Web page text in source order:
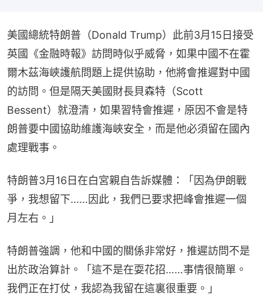
美國總統特朗普（Donald Trump）此前3月15日接受
英國《金融時報》訪問時似乎威脅，如果中國不在霍
爾木茲海峽護航問題上提供協助，他將會推遲對中國
的訪問。但是隔天美國財長貝森特（Scott
Bessent）就澄清，如果習特會推遲，原因不會是特
朗普要中國協助維護海峽安全，而是他必須留在國內
處理戰事。
特朗普3月16日在白宮親自告訴媒體：「因為伊朗戰
爭，我想留下……因此，我們已要求把峰會推遲一個
月左右。」
特朗普強調，他和中國的關係非常好，推遲訪問不是
出於政治算計。「這不是在耍花招……事情很簡單。
我們正在打仗，我認為我留在這裏很重要。」